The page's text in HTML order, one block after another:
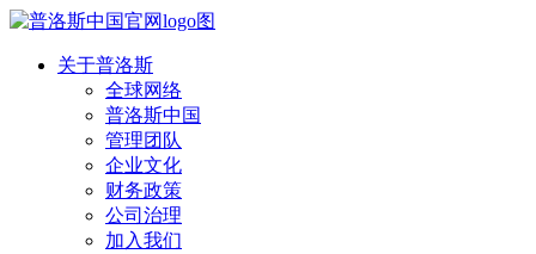
关于普洛斯
全球网络
普洛斯中国
管理团队
企业文化
财务政策
公司治理
加入我们